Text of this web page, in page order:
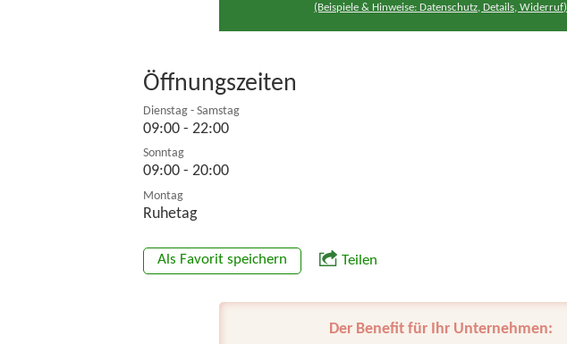
(Beispiele & Hinweise: Datenschutz, Details, Widerruf)
Öffnungszeiten
Dienstag - Samstag
09:00 - 22:00
Sonntag
09:00 - 20:00
Montag
Ruhetag
Als Favorit speichern Teilen
Der Benefit für Ihr Unternehmen: